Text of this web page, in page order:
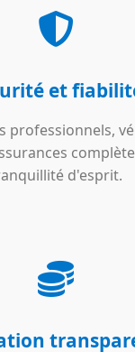
et
professionnels,
d'esprit.